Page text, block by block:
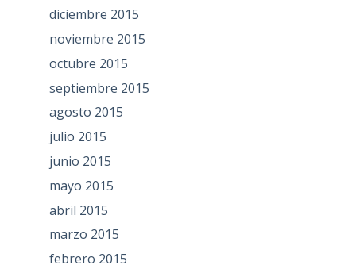
diciembre 2015
noviembre 2015
octubre 2015
septiembre 2015
agosto 2015
julio 2015
junio 2015
mayo 2015
abril 2015
marzo 2015
febrero 2015